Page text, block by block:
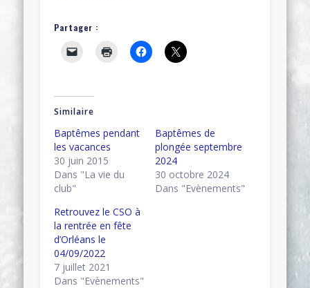
Partager :
Similaire
Baptêmes pendant
les vacances
30 juin 2015
Dans "La vie du
club"
Baptêmes de
plongée septembre
2024
30 octobre 2024
Dans "Evènements"
Retrouvez le CSO à
la rentrée en fête
d’Orléans le
04/09/2022
7 juillet 2021
Dans "Evènements"